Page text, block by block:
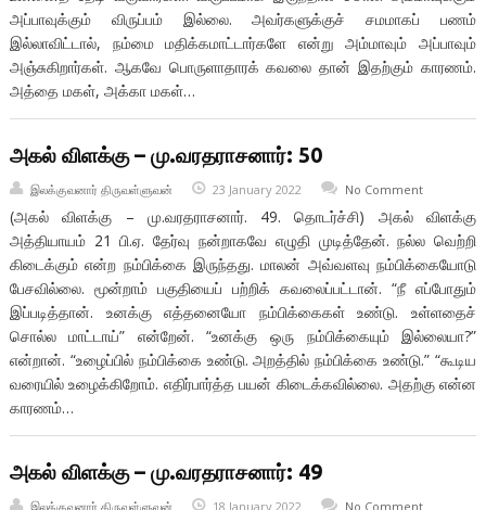
அப்பாவுக்கும் விருப்பம் இல்லை. அவர்களுக்குச் சமமாகப் பணம்
இல்லாவிட்டால், நம்மை மதிக்கமாட்டார்களே என்று அம்மாவும் அப்பாவும்
அஞ்சுகிறார்கள். ஆகவே பொருளாதாரக் கவலை தான் இதற்கும் காரணம்.
அத்தை மகள், அக்கா மகள்…
அகல் விளக்கு – மு.வரதராசனார்: 50
இலக்குவனார் திருவள்ளுவன் 23 January 2022 No Comment
(அகல் விளக்கு – மு.வரதராசனார். 49. தொடர்ச்சி) அகல் விளக்கு
அத்தியாயம் 21 பி.ஏ. தேர்வு நன்றாகவே எழுதி முடித்தேன். நல்ல வெற்றி
கிடைக்கும் என்ற நம்பிக்கை இருந்தது. மாலன் அவ்வளவு நம்பிக்கையோடு
பேசவில்லை. மூன்றாம் பகுதியைப் பற்றிக் கவலைப்பட்டான். “நீ எப்போதும்
இப்படித்தான். உனக்கு எத்தனையோ நம்பிக்கைகள் உண்டு. உள்ளதைச்
சொல்ல மாட்டாய்” என்றேன். “உனக்கு ஒரு நம்பிக்கையும் இல்லையா?”
என்றான். “உழைப்பில் நம்பிக்கை உண்டு. அறத்தில் நம்பிக்கை உண்டு.” “கூடிய
வரையில் உழைக்கிறோம். எதிர்பார்த்த பயன் கிடைக்கவில்லை. அதற்கு என்ன
காரணம்…
அகல் விளக்கு – மு.வரதராசனார்: 49
இலக்குவனார் திருவள்ளுவன் 18 January 2022 No Comment